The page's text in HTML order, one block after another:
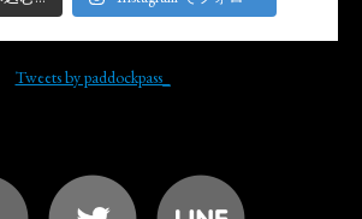
Tweets by paddockpass_